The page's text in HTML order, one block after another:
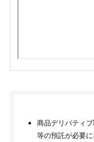
商品デリバティ
等の預託が必要